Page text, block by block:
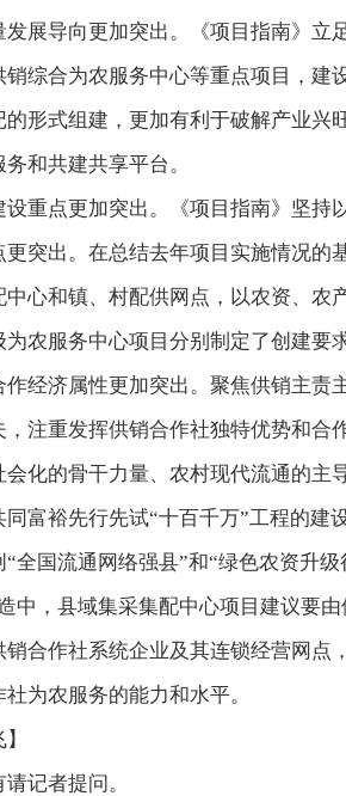
发展导向更加突出。《项目指南》
销综合为农服务中心等重点项目，建
的形式组建，更加有利于破解产业
和共建共享平台。
设重点更加突出。《项目指南》坚
更突出。在总结去年项目实施情况的
中心和镇、村配供网点，以农资、
为农服务中心项目分别制定了创建
作经济属性更加突出。聚焦供销主
，注重发挥供销合作社独特优势和合
会化的骨干力量、农村现代流通的
同富裕先行先试“十百千万”工程的
全国流通网络强县”和“绿色农资升
中，县域集采集配中心项目建议要
销合作社系统企业及其连锁经营网
为农服务的能力和水平。
记者提问。